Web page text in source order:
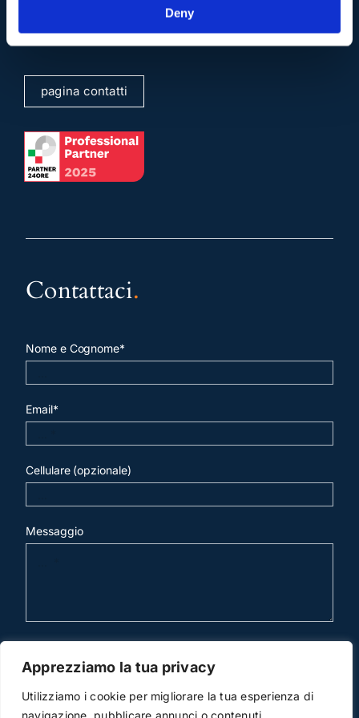
Deny
Apprezziamo la tua privacy
Utilizziamo i cookie per migliorare la tua esperienza di
navigazione, pubblicare annunci o contenuti
info@studiolegalescicchitano.it
sergioscicchitano@ordineavvocatiroma.org
pagina contatti
Contattaci.
Nome e Cognome*
Email*
Cellulare (opzionale)
Messaggio
invia mail